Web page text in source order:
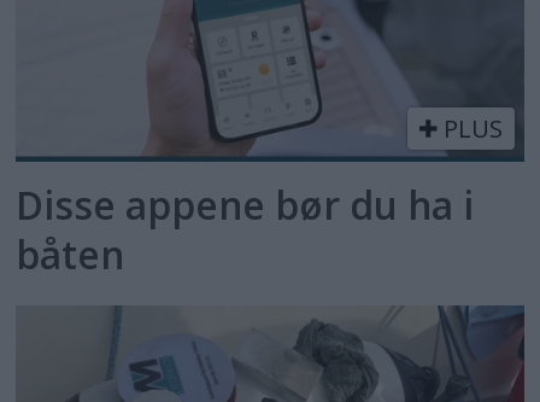
PLUS
Disse appene bør du ha i
båten